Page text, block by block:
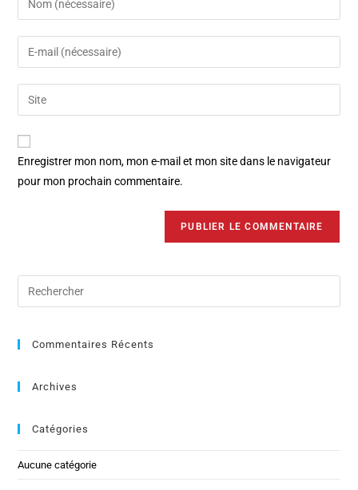
Enregistrer mon nom, mon e-mail et mon site dans le navigateur
pour mon prochain commentaire.
Commentaires Récents
Archives
Catégories
Aucune catégorie